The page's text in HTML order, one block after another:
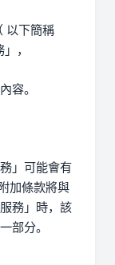
以下簡稱
，
容。
」可能會有
加條款將與
務」時，該
部分。